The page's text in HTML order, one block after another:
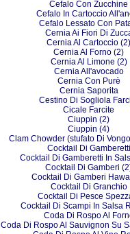
Cefalo Con Zucchine
Cefalo In Cartoccio
Cefalo Lessato Con
Cernia Ai Fiori Di
Cernia Al Cartoccio (2)
Cernia Al Forno (2)
Cernia Al Limone (2)
Cernia All'avocado
Cernia Con Purè
Cernia Saporita
Cestino Di Sogliola
Cicale Farcite
Ciuppin (2)
Ciuppin (4)
Clam Chowder (stufato Di
Cocktail Di Gamberetti
Cocktail Di Gamberetti In
Cocktail Di Gamberi
Cocktail Di Gamberi
Cocktail Di Granchio
Cocktail Di Pesce
Cocktail Di Scampi In Salsa
Coda Di Rospo Al
Coda Di Rospo Al Sauvignon Su